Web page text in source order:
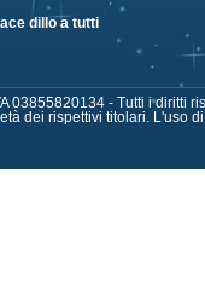
dillo a tutti
03855820134 - Tutti i diritti
dei rispettivi titolari. L'uso